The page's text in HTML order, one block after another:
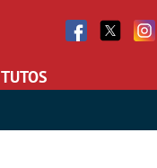
Facebook
Twitter
TUTOS